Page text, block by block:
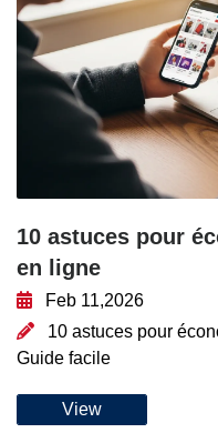
10 astuces pour
en ligne
Feb 11,2026
10 astuces pour
Guide facile
View